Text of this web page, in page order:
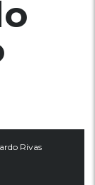
Rivas